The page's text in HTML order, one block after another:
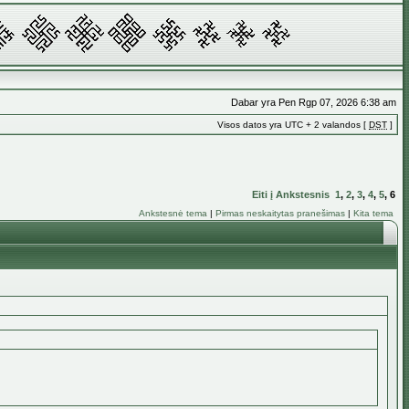
Dabar yra Pen Rgp 07, 2026 6:38 am
Visos datos yra UTC + 2 valandos [ DST ]
Eiti į Ankstesnis 1, 2, 3, 4, 5, 6
Ankstesnė tema | Pirmas neskaitytas pranešimas | Kita tema